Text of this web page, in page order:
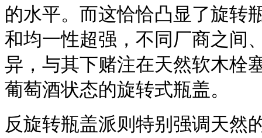
的水平。而这恰恰凸显了旋转
和均一性超强，不同厂商之间
异，与其下赌注在天然软木栓
葡萄酒状态的旋转式瓶盖。
反旋转瓶盖派则特别强调天然